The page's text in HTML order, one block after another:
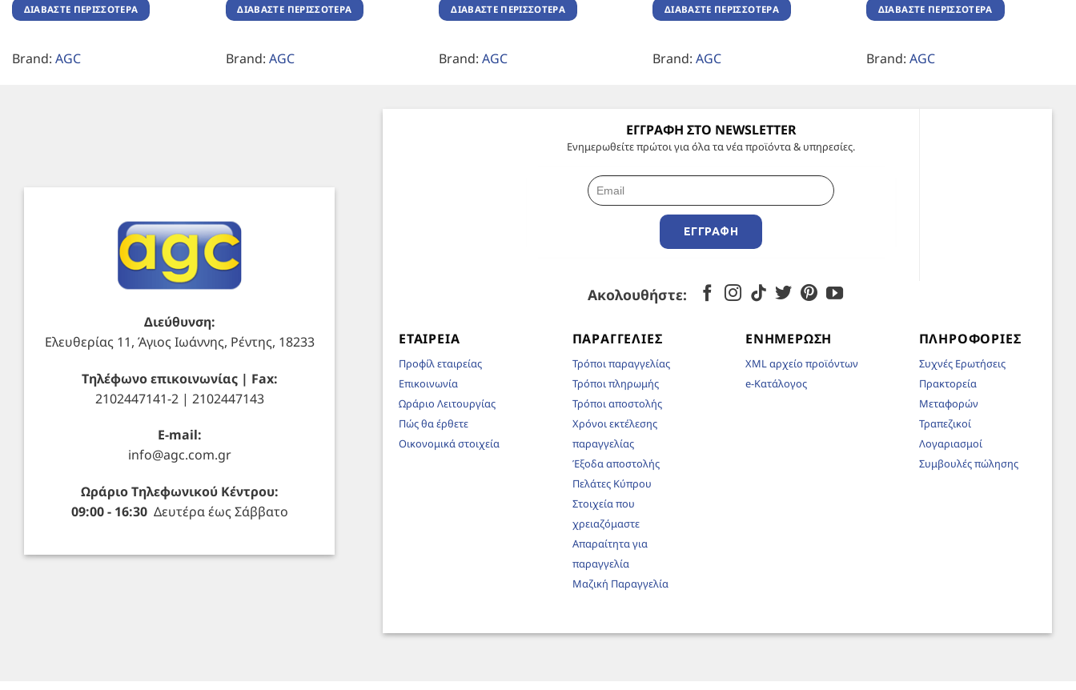
ΔΙΑΒΆΣΤΕ ΠΕΡΙΣΣΌΤΕΡΑ
Brand: AGC
ΔΙΑΒΆΣΤΕ ΠΕΡΙΣΣΌΤΕΡΑ
Brand: AGC
ΔΙΑΒΆΣΤΕ ΠΕΡΙΣΣΌΤΕΡΑ
Brand:AGC
ΔΙΑΒΆΣΤΕ ΠΕΡΙΣΣΌΤΕΡΑ
Brand:AGC
ΔΙΑΒΆΣΤΕ ΠΕΡΙΣΣΌΤΕΡΑ
Brand: AGC
Διεύθυνση:
Ελευθερίας 11, Άγιος Ιωάννης, Ρέντης, 18233
Τηλέφωνο επικοινωνίας | Fax:
2102447141-2 | 2102447143
E-mail:
info@agc.com.gr
Ωράριο Τηλεφωνικού Κέντρου:
09:00 - 16:30Δευτέρα έως Σάββατο
ΕΓΓΡΑΦΗ ΣΤΟ NEWSLETTER
Ενημερωθείτε πρώτοι για όλα τα νέα προϊόντα & υπηρεσίες.
ΕΓΓΡΑΦΉ
Ακολουθήστε:
ΕΤΑΙΡΕΊΑ
Προφίλ εταιρείας
Επικοινωνία
Ωράριο Λειτουργίας
Πώς θα έρθετε
Οικονομικά στοιχεία
ΠΑΡΑΓΓΕΛΊΕΣ
Τρόποι παραγγελίας
Τρόποι πληρωμής
Τρόποι αποστολής
Χρόνοι εκτέλεσης
παραγγελίας
Έξοδα αποστολής
Πελάτες Κύπρου
Στοιχεία που
χρειαζόμαστε
Απαραίτητα για
παραγγελία
Μαζική Παραγγελία
ΕΝΗΜΈΡΩΣΗ
XML αρχείο προϊόντων
e-Κατάλογος
ΠΛΗΡΟΦΟΡΊΕΣ
Συχνές Ερωτήσεις
Πρακτορεία
Μεταφορών
Τραπεζικοί
Λογαριασμοί
Συμβουλές πώλησης